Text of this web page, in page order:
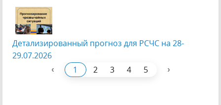
Детализированный прогноз для РСЧС на 28-
29.07.2026
‹ 1 2 3 4 5 ›